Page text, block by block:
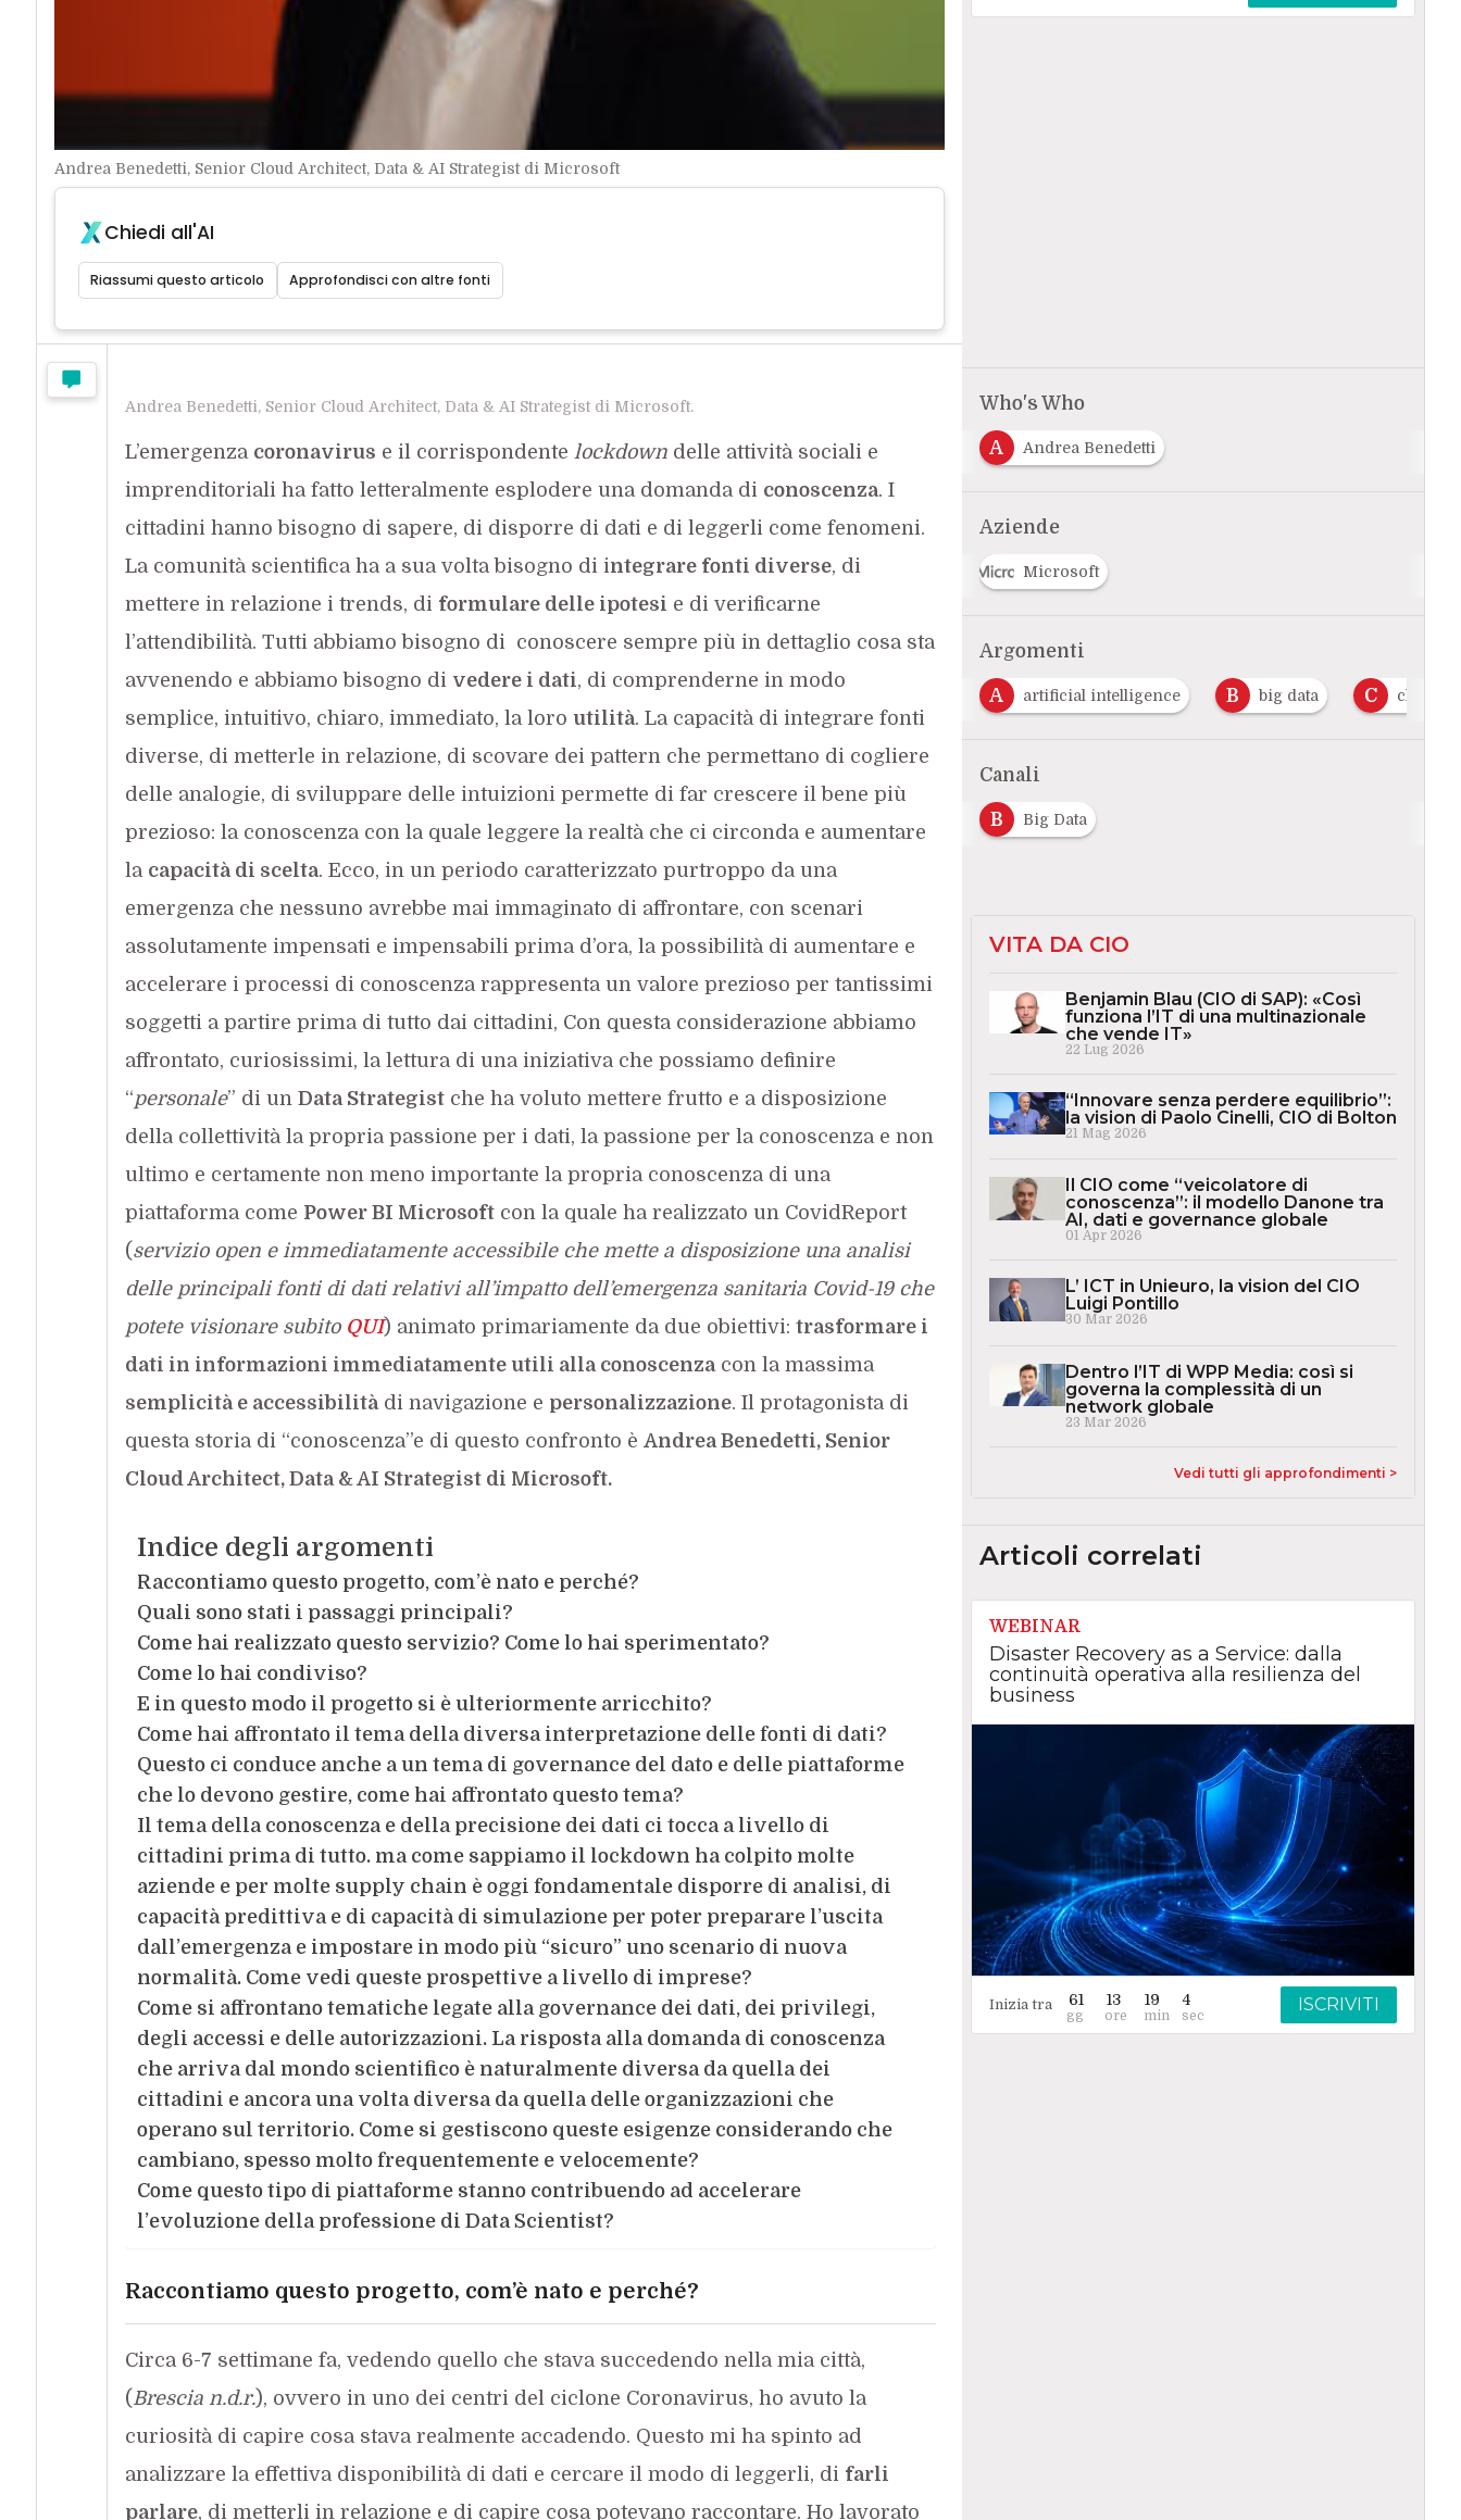
Andrea Benedetti, Senior Cloud Architect, Data & AI Strategist di Microsoft
Chiedi all'AI
Riassumi questo articolo Approfondisci con altre fonti
Andrea Benedetti, Senior Cloud Architect, Data & AI Strategist di Microsoft.
L’emergenza coronavirus e il corrispondente lockdowndelle attività sociali e
imprenditoriali ha fatto letteralmente esplodere una domanda di conoscenza. I
cittadini hanno bisogno di sapere, di disporre di dati e di leggerli come fenomeni.
La comunità scientifica ha a sua volta bisogno di integrare fonti diverse, di
mettere in relazione i trends, di formulare delle ipotesi e di verificarne
l’attendibilità. Tutti abbiamo bisogno di conoscere sempre più in dettaglio cosa sta
avvenendo e abbiamo bisogno di vedere i dati, di comprenderne in modo
semplice, intuitivo, chiaro, immediato, la loro utilità. La capacità di integrare fonti
diverse, di metterle in relazione, di scovare dei pattern che permettano di cogliere
delle analogie, di sviluppare delle intuizioni permette di far crescere il bene più
prezioso: la conoscenza con la quale leggere la realtà che ci circonda e aumentare
la capacità di scelta. Ecco, in un periodo caratterizzato purtroppo da una
emergenza che nessuno avrebbe mai immaginato di affrontare, con scenari
assolutamente impensati e impensabili prima d’ora, la possibilità di aumentare e
accelerare i processi di conoscenza rappresenta un valore prezioso per tantissimi
soggetti a partire prima di tutto dai cittadini, Con questa considerazione abbiamo
affrontato, curiosissimi, la lettura di una iniziativa che possiamo definire
“personale” di un Data Strategistche ha voluto mettere frutto e a disposizione
della collettività la propria passione per i dati, la passione per la conoscenza e non
ultimo e certamente non meno importante la propria conoscenza di una
piattaforma come Power BI Microsoftcon la quale ha realizzato un CovidReport
(servizio open e immediatamente accessibile che mette a disposizione una analisi
delle principali fonti di dati relativi all’impatto dell’emergenza sanitaria Covid-19 che
potete visionare subito QUI) animato primariamente da due obiettivi: trasformare i
dati in informazioni immediatamente utili alla conoscenzacon la massima
semplicità e accessibilitàdi navigazione e personalizzazione. Il protagonista di
questa storia di “conoscenza”e di questo confronto è Andrea Benedetti, Senior
Cloud Architect, Data & AI Strategist di Microsoft.
Indice degli argomenti
Raccontiamo questo progetto, com’è nato e perché?
Quali sono stati i passaggi principali?
Come hai realizzato questo servizio? Come lo hai sperimentato?
Come lo hai condiviso?
E in questo modo il progetto si è ulteriormente arricchito?
Come hai affrontato il tema della diversa interpretazione delle fonti di dati?
Questo ci conduce anche a un tema di governance del dato e delle piattaforme
che lo devono gestire, come hai affrontato questo tema?
Il tema della conoscenza e della precisione dei dati ci tocca a livello di
cittadini prima di tutto. ma come sappiamo il lockdown ha colpito molte
aziende e per molte supply chain è oggi fondamentale disporre di analisi, di
capacità predittiva e di capacità di simulazione per poter preparare l’uscita
dall’emergenza e impostare in modo più “sicuro” uno scenario di nuova
normalità. Come vedi queste prospettive a livello di imprese?
Come si affrontano tematiche legate alla governance dei dati, dei privilegi,
degli accessi e delle autorizzazioni. La risposta alla domanda di conoscenza
che arriva dal mondo scientifico è naturalmente diversa da quella dei
cittadini e ancora una volta diversa da quella delle organizzazioni che
operano sul territorio. Come si gestiscono queste esigenze considerando che
cambiano, spesso molto frequentemente e velocemente?
Come questo tipo di piattaforme stanno contribuendo ad accelerare
l’evoluzione della professione di Data Scientist?
Raccontiamo questo progetto, com’è nato e perché?
Circa 6-7 settimane fa, vedendo quello che stava succedendo nella mia città,
(Brescia n.d.r.), ovvero in uno dei centri del ciclone Coronavirus, ho avuto la
curiosità di capire cosa stavarealmente accadendo. Questo mi ha spinto ad
analizzare la effettiva disponibilità di dati e cercare il modo di leggerli, di farli
parlare, di metterli in relazione e di capire cosa potevano raccontare. Ho lavorato
Who's Who
A Andrea Benedetti
Aziende
Microsoft
Argomenti
A artificial intelligence B big data C cloud
Canali
B Big Data
VITA DA CIO
Benjamin Blau (CIO di SAP): «Così
funziona l’IT di una multinazionale
che vende IT»
22 Lug 2026
“Innovare senza perdere equilibrio”:
la vision di Paolo Cinelli, CIO di Bolton
21 Mag 2026
Il CIO come “veicolatore di
conoscenza”: il modello Danone tra
AI, dati e governance globale
01 Apr 2026
L’ ICT in Unieuro, la vision del CIO
Luigi Pontillo
30 Mar 2026
Dentro l’IT di WPP Media: così si
governa la complessità di un
network globale
23 Mar 2026
Vedi tutti gli approfondimenti >
Articoli correlati
WEBINAR
Disaster Recovery as a Service: dalla
continuità operativa alla resilienza del
business
Inizia tra 61 13 19 3 ISCRIVITI